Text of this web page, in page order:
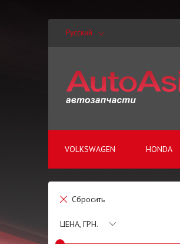
Русский
VOLKSWAGEN HONDA
Сбросить
ЦЕНА, ГРН.